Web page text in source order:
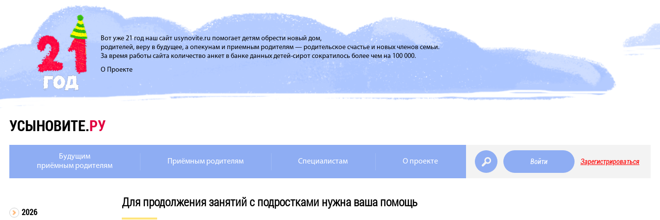
Вот уже 21 год наш сайт usynovite.ru помогает детям обрести новый дом,
родителей, веру в будущее, а опекунам и приемным родителям — родительское счастье и новых членов семьи.
За время работы сайта количество анкет в банке данных детей-сирот сократилось более чем на 100 000.
О Проекте
УСЫНОВИТЕ.РУ
Будущим
приёмным родителям
Приёмным родителям Специалистам О проекте Войти Зарегистрироваться
2026
Для продолжения занятий с подростками нужна ваша помощь